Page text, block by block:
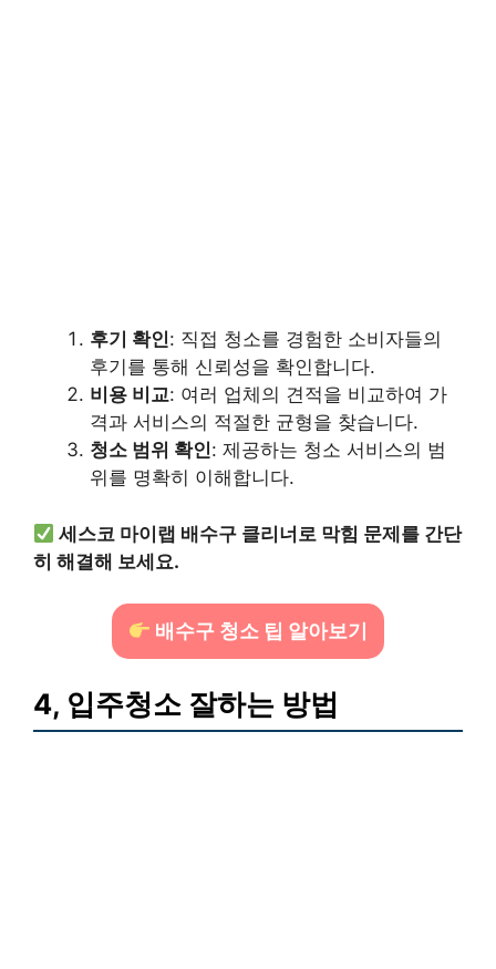
후기 확인: 직접 청소를 경험한 소비자들의
후기를 통해 신뢰성을 확인합니다.
비용 비교: 여러 업체의 견적을 비교하여 가
격과 서비스의 적절한 균형을 찾습니다.
청소 범위 확인: 제공하는 청소 서비스의 범
위를 명확히 이해합니다.
세스코 마이랩 배수구 클리너로 막힘 문제를 간단
히 해결해 보세요.
배수구 청소 팁 알아보기
4, 입주청소 잘하는 방법